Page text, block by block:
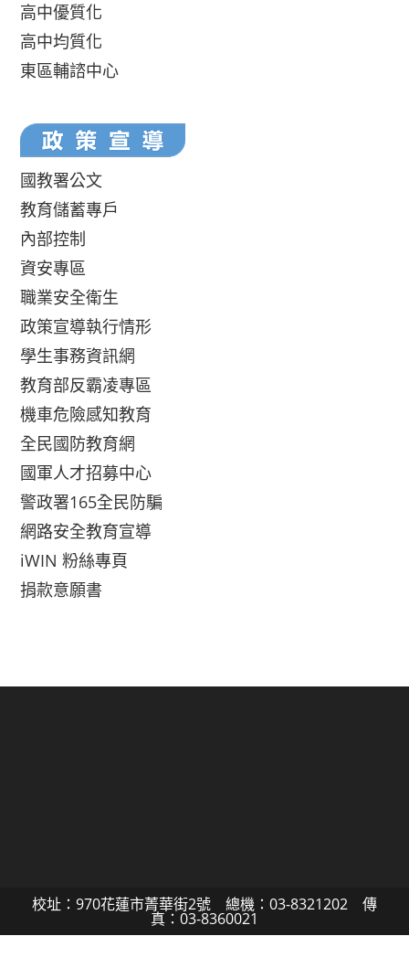
高中優質化
高中均質化
東區輔諮中心
國教署公文
教育儲蓄專戶
內部控制
資安專區
職業安全衛生
政策宣導執行情形
學生事務資訊網
教育部反霸凌專區
機車危險感知教育
全民國防教育網
國軍人才招募中心
警政署165全民防騙
網路安全教育宣導
iWIN 粉絲專頁
捐款意願書
校址：970花蓮市菁華街2號 總機：03-8321202 傳
真：03-8360021